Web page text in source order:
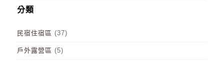
分類
民宿住宿區 (37)
戶外露營區 (5)